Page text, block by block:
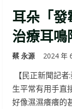
耳朵「
治療耳鳴
蔡 永源 2024 年
【民正新聞記
生平常有用手直
好像濕濕癢癢的